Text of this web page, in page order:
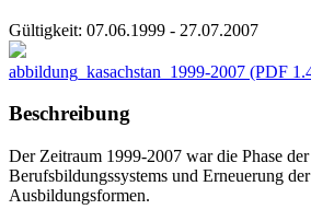
Gültigkeit: 07.06.1999 - 27.07.2007
abbildung_kasachstan_1999-2007 (PDF
Beschreibung
Der Zeitraum 1999-2007 war die Phase
Berufsbildungssystems und Erneuerung
Ausbildungsformen.